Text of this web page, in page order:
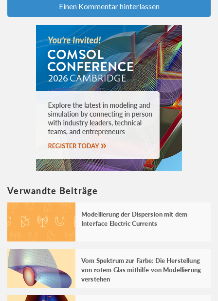
Einen Kommentar hinterlassen
Verwandte Beiträge
Modellierung der Dispersion mit dem
Interface Electric Currents
Vom Spektrum zur Farbe: Die Herstellung
von rotem Glas mithilfe von Modellierung
verstehen